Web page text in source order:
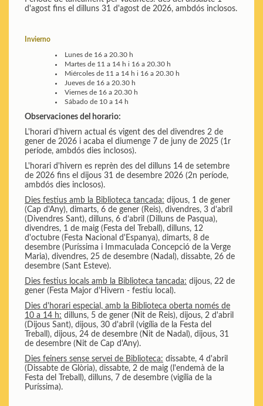
d'agost fins el dilluns 31 d'agost de 2026, ambdós inclosos.
Invierno
Lunesde 16 a 20.30 h
Martesde 11 a 14 h i 16 a 20.30 h
Miércolesde 11 a 14 h i 16 a 20.30 h
Juevesde 16 a 20.30 h
Viernesde 16 a 20.30 h
Sábadode 10 a 14 h
Observaciones del horario:
L'horari d'hivern actual és vigent des del divendres 2 de
gener de 2026 i acaba el diumenge 7 de juny de 2025 (1r
període, ambdós dies inclosos).
L'horari d'hivern es reprèn des del dilluns 14 de setembre
de 2026 fins el dijous 31 de desembre 2026 (2n període,
ambdós dies inclosos).
Dies festius amb la Biblioteca tancada: dijous, 1 de gener
(Cap d'Any), dimarts, 6 de gener (Reis), divendres, 3 d'abril
(Divendres Sant), dilluns, 6 d’abril (Dilluns de Pasqua),
divendres, 1 de maig (Festa del Treball), dilluns, 12
d'octubre (Festa Nacional d'Espanya), dimarts, 8 de
desembre (Puríssima i Immaculada Concepció de la Verge
Maria), divendres, 25 de desembre (Nadal), dissabte, 26 de
desembre (Sant Esteve).
Dies festius locals amb la Biblioteca tancada: dijous, 22 de
gener (Festa Major d'Hivern - festiu local).
Dies d'horari especial, amb la Biblioteca oberta només de
10 a 14 h: dilluns, 5 de gener (Nit de Reis), dijous, 2 d'abril
(Dijous Sant), dijous, 30 d'abril (vigília de la Festa del
Treball), dijous, 24 de desembre (Nit de Nadal), dijous, 31
de desembre (Nit de Cap d'Any).
Dies feiners sense servei de Biblioteca: dissabte, 4 d'abril
(Dissabte de Glòria), dissabte, 2 de maig (l'endemà de la
Festa del Treball), dilluns, 7 de desembre (vigília de la
Puríssima).